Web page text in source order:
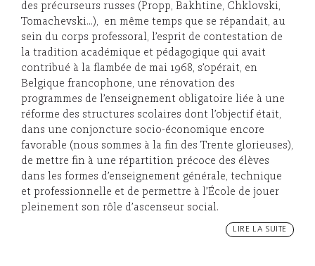
des précurseurs russes (Propp, Bakhtine, Chklovski,
Tomachevski…), en même temps que se répandait, au
sein du corps professoral, l’esprit de contestation de
la tradition académique et pédagogique qui avait
contribué à la flambée de mai 1968, s’opérait, en
Belgique francophone, une rénovation des
programmes de l’enseignement obligatoire liée à une
réforme des structures scolaires dont l’objectif était,
dans une conjoncture socio-économique encore
favorable (nous sommes à la fin des Trente glorieuses),
de mettre fin à une répartition précoce des élèves
dans les formes d’enseignement générale, technique
et professionnelle et de permettre à l’École de jouer
pleinement son rôle d’ascenseur social.
LIRE LA SUITE